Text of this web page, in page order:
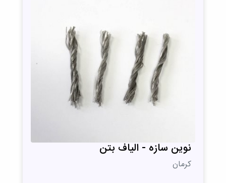
نوین سازه - الیاف بتن
کرمان